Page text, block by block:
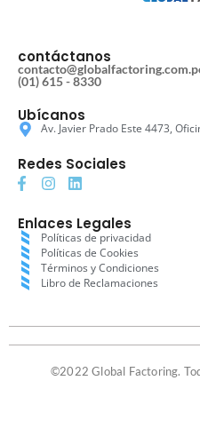
contáctanos
(01) 615 - 8330
Ubícanos
Av. Javier Prado Este 4473,
Redes Sociales
Enlaces Legales
Políticas de privacidad
Políticas de Cookies
Términos y Condiciones
Libro de Reclamaciones
©2022 Global Factoring.